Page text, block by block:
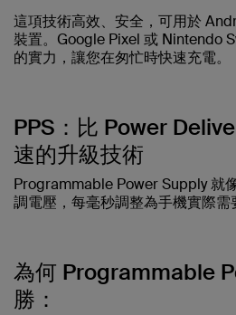
這項技術高效、安全，可用於
裝置。Google Pixel 或 Nintendo
的實力，讓您在匆忙時快速充電。
PPS：比 Power
速的升級技術
Programmable Power Supply 就
調電壓，每毫秒調整為手機實際需
為何 Programmable
勝：